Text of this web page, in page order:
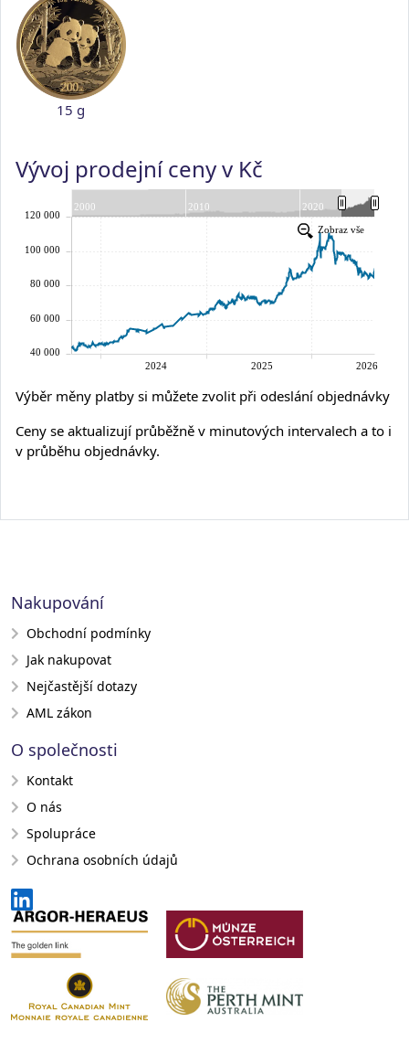
15 g
Vývoj prodejní ceny v Kč
Výběr měny platby si můžete zvolit při odeslání objednávky
Ceny se aktualizují průběžně v minutových intervalech a to i
v průběhu objednávky.
Nakupování
Obchodní podmínky
Jak nakupovat
Nejčastější dotazy
AML zákon
O společnosti
Kontakt
O nás
Spolupráce
Ochrana osobních údajů